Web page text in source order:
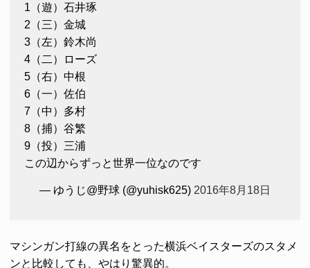
1（遊）石井琢
2（三）金城
3（左）鈴木尚
4（二）ローズ
5（右）中根
6（一）佐伯
7（中）多村
8（捕）谷繁
9（投）三浦
この辺からずっと世界一位なのです
— ゆうじ@野球 (@yuhisk625) 2016年8月18日
マシンガン打線の異名をとった横浜ベイスターズのスタメ
ンと比較しても、やはり驚異的。